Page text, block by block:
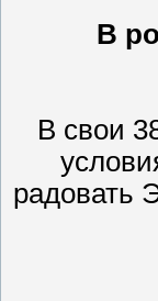
В
В свои
радовать